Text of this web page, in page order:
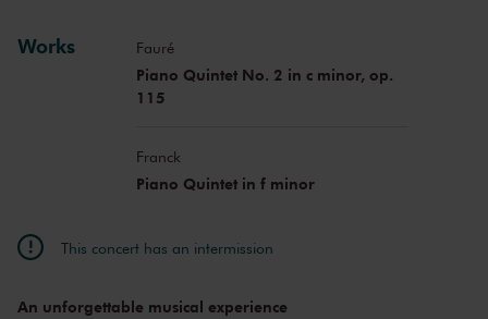
Works Fauré
Piano Quintet No. 2 in c minor, op.
115
Franck
Piano Quintet in f minor
This concert has an intermission
An unforgettable musical experience